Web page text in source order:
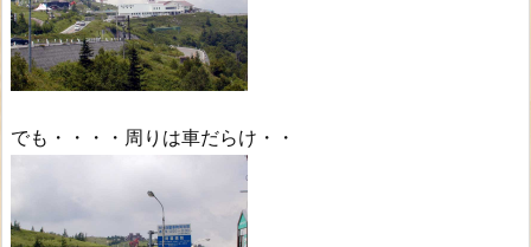
でも・・・・周りは車だらけ・・